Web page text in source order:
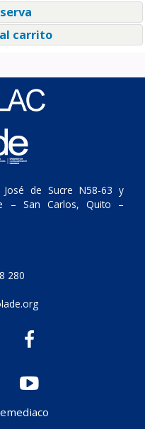
carrito
de Sucre N58-63 y
– San Carlos, Quito –
280